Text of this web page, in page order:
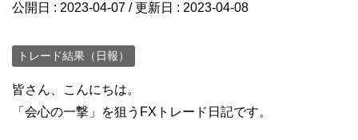
公開日 : 2023-04-07 / 更新日 : 2023-04-08
トレード結果（日報）
皆さん、こんにちは。
「会心の一撃」を狙うFXトレード日記です。